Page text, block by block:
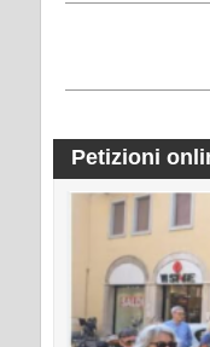
Petizioni